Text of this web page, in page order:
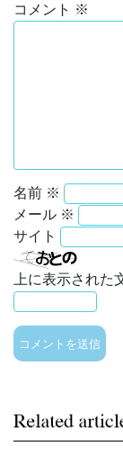
コメント ※
名前 ※
メール ※
サイト
上に表示された